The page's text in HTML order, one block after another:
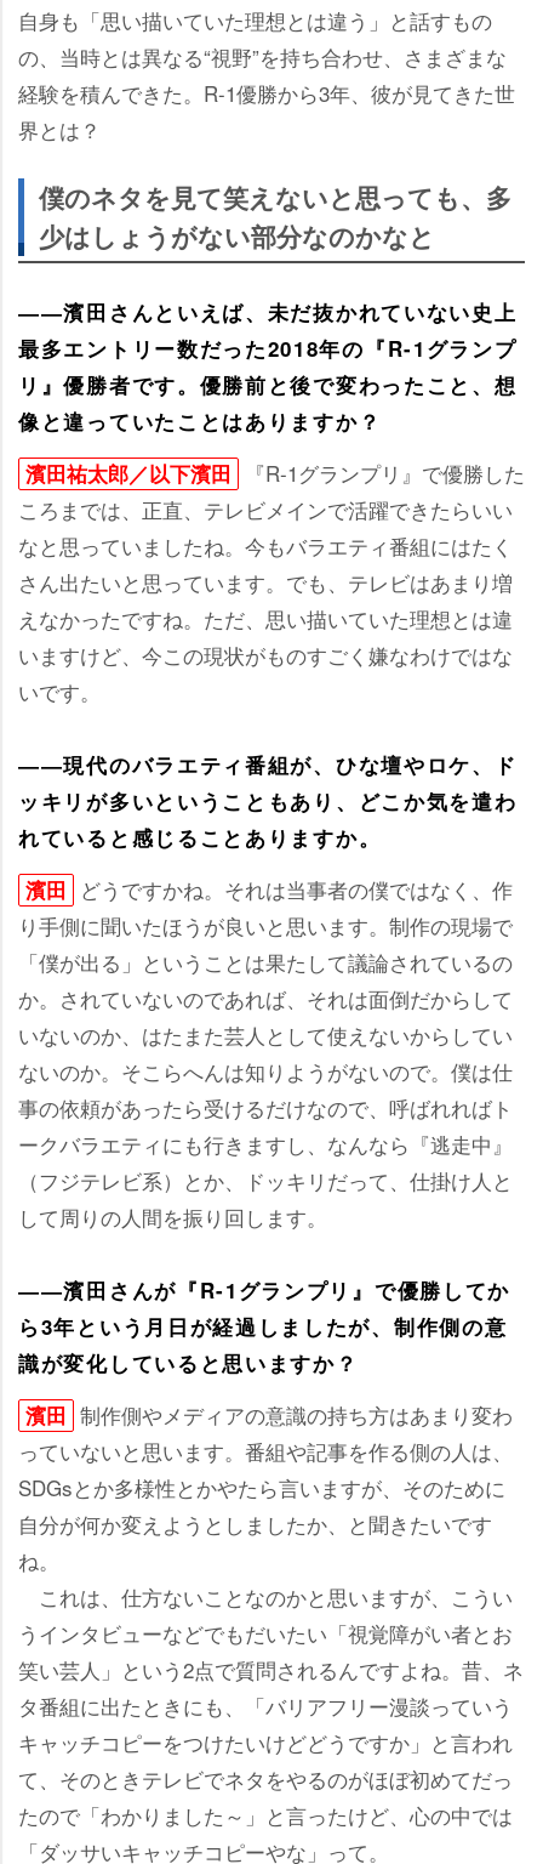
自身も「思い描いていた理想とは違う」と話すもの
の、当時とは異なる“視野”を持ち合わせ、さまざまな
経験を積んできた。R-1優勝から3年、彼が見てきた世
界とは？
僕のネタを見て笑えないと思っても、多
少はしょうがない部分なのかなと
――濱田さんといえば、未だ抜かれていない史上
最多エントリー数だった2018年の『R-1グランプ
リ』優勝者です。優勝前と後で変わったこと、想
像と違っていたことはありますか？
濱田祐太郎／以下濱田
『R-1グランプリ』で優勝した
ころまでは、正直、テレビメインで活躍できたらいい
なと思っていましたね。今もバラエティ番組にはたく
さん出たいと思っています。でも、テレビはあまり増
えなかったですね。ただ、思い描いていた理想とは違
いますけど、今この現状がものすごく嫌なわけではな
いです。
――現代のバラエティ番組が、ひな壇やロケ、ド
ッキリが多いということもあり、どこか気を遣わ
れていると感じることありますか。
濱田
どうですかね。それは当事者の僕ではなく、作
り手側に聞いたほうが良いと思います。制作の現場で
「僕が出る」ということは果たして議論されているの
か。されていないのであれば、それは面倒だからして
いないのか、はたまた芸人として使えないからしてい
ないのか。そこらへんは知りようがないので。僕は仕
事の依頼があったら受けるだけなので、呼ばれればト
ークバラエティにも行きますし、なんなら『逃走中』
（フジテレビ系）とか、ドッキリだって、仕掛け人と
して周りの人間を振り回します。
――濱田さんが『R-1グランプリ』で優勝してか
ら3年という月日が経過しましたが、制作側の意
識が変化していると思いますか？
濱田 制作側やメディアの意識の持ち方はあまり変わ
っていないと思います。番組や記事を作る側の人は、
SDGsとか多様性とかやたら言いますが、そのために
自分が何か変えようとしましたか、と聞きたいです
ね。
これは、仕方ないことなのかと思いますが、こうい
うインタビューなどでもだいたい「視覚障がい者とお
笑い芸人」という2点で質問されるんですよね。昔、ネ
タ番組に出たときにも、「バリアフリー漫談っていう
キャッチコピーをつけたいけどどうですか」と言われ
て、そのときテレビでネタをやるのがほぼ初めてだっ
たので「わかりました～」と言ったけど、心の中では
「ダッサいキャッチコピーやな」って。